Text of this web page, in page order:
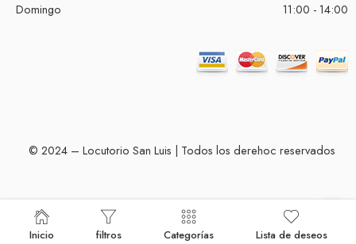
Domingo
11:00 - 14:00
© 2024 – Locutorio San Luis | Todos los derehoc reservados
Inicio filtros Categorías Lista de deseos